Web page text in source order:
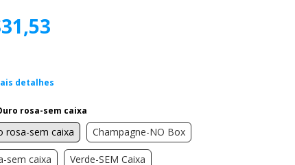
detalhes
rosa-sem caixa
rosa-sem caixa Champagne-NO Box
sem caixa Verde-SEM Caixa